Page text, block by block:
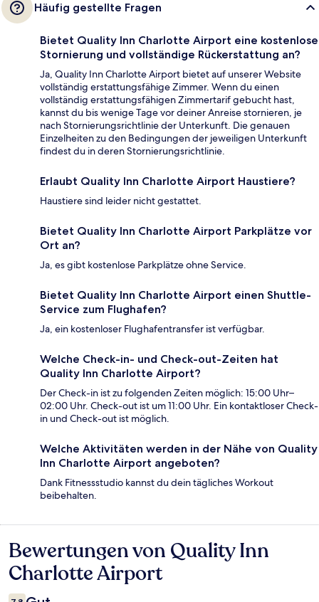
Häufig gestellte Fragen
Bietet Quality Inn Charlotte Airport eine kostenlose
Stornierung und vollständige Rückerstattung an?
Ja, Quality Inn Charlotte Airport bietet auf unserer Website
vollständig erstattungsfähige Zimmer. Wenn du einen
vollständig erstattungsfähigen Zimmertarif gebucht hast,
kannst du bis wenige Tage vor deiner Anreise stornieren, je
nach Stornierungsrichtlinie der Unterkunft. Die genauen
Einzelheiten zu den Bedingungen der jeweiligen Unterkunft
findest du in deren Stornierungsrichtlinie.
Erlaubt Quality Inn Charlotte Airport Haustiere?
Haustiere sind leider nicht gestattet.
Bietet Quality Inn Charlotte Airport Parkplätze vor
Ort an?
Ja, es gibt kostenlose Parkplätze ohne Service.
Bietet Quality Inn Charlotte Airport einen Shuttle-
Service zum Flughafen?
Ja, ein kostenloser Flughafentransfer ist verfügbar.
Welche Check-in- und Check-out-Zeiten hat
Quality Inn Charlotte Airport?
Der Check-in ist zu folgenden Zeiten möglich: 15:00 Uhr–
02:00 Uhr. Check-out ist um 11:00 Uhr. Ein kontaktloser Check-
in und Check-out ist möglich.
Welche Aktivitäten werden in der Nähe von Quality
Inn Charlotte Airport angeboten?
Dank Fitnessstudio kannst du dein tägliches Workout
beibehalten.
Bewertungen
Bewertungen von Quality Inn
Charlotte Airport